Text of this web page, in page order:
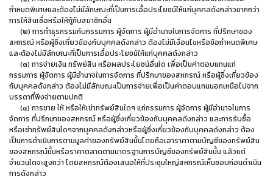
กำหนดพิเศษและต้องไม่มีลักษณะที่เป็นการเอื้อประโยชน์ให้แก่บุคคลดังกล่าวมากกว่า
การให้สินเชื่อหรือให้กู้กับสมาชิกอื่น
(๒) การทำธุรกรรมกับกรรมการ ผู้จัดการ ผู้มีอำนาจในการจัดการ ที่ปรึกษาของ
สหกรณ์ หรือผู้ซึ่งเกี่ยวข้องกับบุคคลดังกล่าว ต้องไม่มีเงื่อนไขหรือข้อกำหนดพิเศษ
และต้องไม่มีลักษณะที่เป็นการเอื้อประโยชน์ให้แก่บุคคลดังกล่าว
(๓) การจ่ายเงิน ทรัพย์สิน หรือผลประโยชน์อื่นใด เพื่อเป็นค่าตอบแทนแก่
กรรมการ ผู้จัดการ ผู้มีอำนาจในการจัดการ ที่ปรึกษาของสหกรณ์ หรือผู้ซึ่งเกี่ยวข้อง
กับบุคคลดังกล่าว ต้องไม่มีลักษณะเป็นการจ่ายเพื่อเป็นค่าตอบแทนนอกเหนือไปจาก
บรรดาที่พึงจ่ายตามปกติ
(๔) การขาย ให้ หรือให้เช่าทรัพย์สินใดๆ แก่กรรมการ ผู้จัดการ ผู้มีอำนาจในการ
จัดการ ที่ปรึกษาของสหกรณ์ หรือผู้ซึ่งเกี่ยวข้องกับบุคคลดังกล่าว และการรับซื้อ
หรือเช่าทรัพย์สินใดๆจากบุคคลดังกล่าวหรือผู้ซึ่งเกี่ยวข้องกับบุคคลดังกล่าว ต้อง
เป็นการดำเนินการตามมูลค่าของทรัพย์สินนั้นโดยถือเอาราคาตามบัญชีของทรัพย์สิน
ของสหกรณ์นั้นหรือราคาตลาดตามมาตรฐานการบัญชีของทรัพย์สินนั้น แล้วแต่
จำนวนใดจะสูงกว่า โดยสหกรณ์ต้องเสนอให้ที่ประชุมใหญ่สหกรณ์เห็นชอบก่อนดำเนิน
การดังกล่าว